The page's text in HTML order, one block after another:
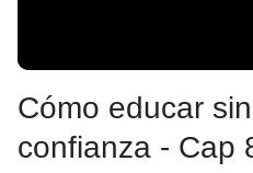
Cómo educar
confianza - Cap